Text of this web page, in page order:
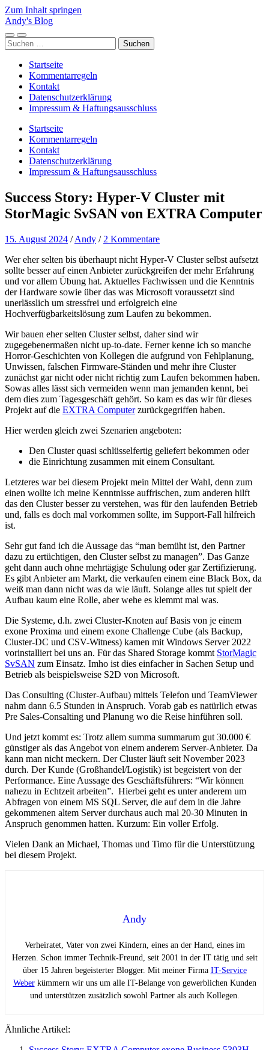
Zum Inhalt springen
Andy's Blog
Mobile-
Menü
Suchfeld
ein-/ausblenden
Suchen
nach:
Startseite
Kommentarregeln
Kontakt
Datenschutzerklärung
Impressum & Haftungsausschluss
Startseite
Kommentarregeln
Kontakt
Datenschutzerklärung
Impressum & Haftungsausschluss
Success Story: Hyper-V Cluster mit
StorMagic SvSAN von EXTRA Computer
15. August 2024 /Andy / 2 Kommentare
Wer eher selten bis überhaupt nicht Hyper-V Cluster selbst aufsetzt
sollte besser auf einen Anbieter zurückgreifen der mehr Erfahrung
und vor allem Übung hat. Aktuelles Fachwissen und die Kenntnis
der Hardware sowie über das was Microsoft voraussetzt sind
unerlässlich um stressfrei und erfolgreich eine
Hochverfügbarkeitslösung zum Laufen zu bekommen.
Wir bauen eher selten Cluster selbst, daher sind wir
zugegebenermaßen nicht up-to-date. Ferner kenne ich so manche
Horror-Geschichten von Kollegen die aufgrund von Fehlplanung,
Unwissen, falschen Firmware-Ständen und mehr ihre Cluster
zunächst gar nicht oder nicht richtig zum Laufen bekommen haben.
Sowas alles lässt sich vermeiden wenn man jemanden kennt, bei
dem dies zum Tagesgeschäft gehört. So kam es das wir für dieses
Projekt auf die EXTRA Computerzurückgegriffen haben.
Hier werden gleich zwei Szenarien angeboten:
Den Cluster quasi schlüsselfertig geliefert bekommen oder
die Einrichtung zusammen mit einem Consultant.
Letzteres war bei diesem Projekt mein Mittel der Wahl, denn zum
einen wollte ich meine Kenntnisse auffrischen, zum anderen hilft
das den Cluster besser zu verstehen, was für den laufenden Betrieb
und, falls es doch mal vorkommen sollte, im Support-Fall hilfreich
ist.
Sehr gut fand ich die Aussage das “man bemüht ist, den Partner
dazu zu ertüchtigen, den Cluster selbst zu managen”. Das Ganze
geht dann auch ohne mehrtägige Schulung oder gar Zertifizierung.
Es gibt Anbieter am Markt, die verkaufen einem eine Black Box, da
weiß man dann nicht was da wie läuft. Solange alles tut spielt der
Aufbau kaum eine Rolle, aber wehe es klemmt mal was.
Die Systeme, d.h. zwei Cluster-Knoten auf Basis von je einem
exone Proxima und einem exone Challenge Cube (als Backup,
Cluster-DC und CSV-Witness) kamen mit Windows Server 2022
vorinstalliert bei uns an. Für das Shared Storage kommt StorMagic
SvSAN zum Einsatz. Imho ist dies einfacher in Sachen Setup und
Betrieb als beispielsweise S2D von Microsoft.
Das Consulting (Cluster-Aufbau) mittels Telefon und TeamViewer
nahm dann 6.5 Stunden in Anspruch. Vorab gab es natürlich etwas
Pre Sales-Consalting und Planung wo die Reise hinführen soll.
Und jetzt kommt es: Trotz allem summa summarum gut 30.000 €
günstiger als das Angebot von einem anderem Server-Anbieter. Da
kann man nicht meckern. Der Cluster läuft seit November 2023
durch. Der Kunde (Großhandel/Logistik) ist begeistert von der
Performance. Eine Aussage des Geschäftsführers: “Wir können
nahezu in Echtzeit arbeiten”. Hierbei geht es unter anderem um
Abfragen von einem MS SQL Server, die auf dem in die Jahre
gekommenen altem Server durchaus auch mal 20-30 Minuten in
Anspruch genommen hatten. Kurzum: Ein voller Erfolg.
Vielen Dank an Michael, Thomas und Timo für die Unterstützung
bei diesem Projekt.
Andy
Verheiratet, Vater von zwei Kindern, eines an der Hand, eines im
Herzen. Schon immer Technik-Freund, seit 2001 in der IT tätig und seit
über 15 Jahren begeisterter Blogger. Mit meiner Firma IT-Service
Weberkümmern wir uns um alle IT-Belange von gewerblichen Kunden
und unterstützen zusätzlich sowohl Partner als auch Kollegen.
Ähnliche Artikel: